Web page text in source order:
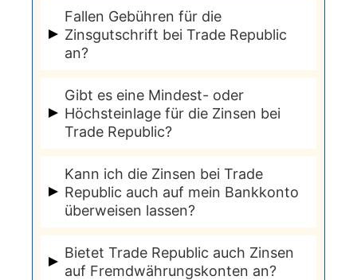
kann.
Beantragung oder Aktivierung der
Auszahlung erforderlich.
Ja, der Zinssatz bei Trade Republic
kann sich ändern.
Fallen Gebühren für die
Zinsgutschrift bei Trade Republic
an?
Nein, es fallen keine zusätzlichen
Gebühren für die Zinsgutschrift auf
dem Verrechnungskonto bei Trade
Gibt es eine Mindest- oder
Höchsteinlage für die Zinsen bei
Trade Republic?
Trade Republic legt keine spezifischen
Mindest- oder Höchsteinlagen fest,
jedoch können die Konditionen und
variieren.
Kann ich die Zinsen bei Trade
Republic auch auf mein Bankkonto
überweisen lassen?
Die Zinsen werden auf das
Verrechnungskonto bei Trade Republic
Bietet Trade Republic auch Zinsen
auf Fremdwährungskonten an?